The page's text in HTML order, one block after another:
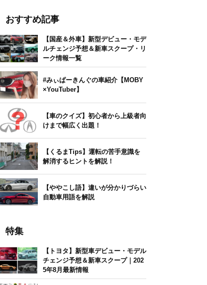
おすすめ記事
【国産＆外車】新型デビュー・モデ
ルチェンジ予想＆新車スクープ・リ
ーク情報一覧
#みぃぱーきんぐの車紹介【MOBY
×YouTuber】
【車のクイズ】初心者から上級者向
けまで幅広く出題！
【くるまTips】運転の苦手意識を
解消するヒントを解説！
【ややこし語】違いが分かりづらい
自動車用語を解説
特集
【トヨタ】新型車デビュー・モデル
チェンジ予想＆新車スクープ｜202
5年8月最新情報